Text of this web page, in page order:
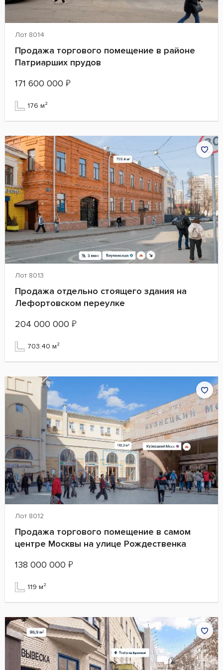
Лот 8014
Продажа торгового помещение в районе
Патриарших прудов
171 600 000 ₽
176 м²
Лот 8013
Продажа отдельно стоящего здания на
Лефортовском переулке
204 000 000 ₽
703.40 м²
Лот 8012
Продажа торгового помещение в самом
центре Москвы на улице Рождественка
138 000 000 ₽
119 м²